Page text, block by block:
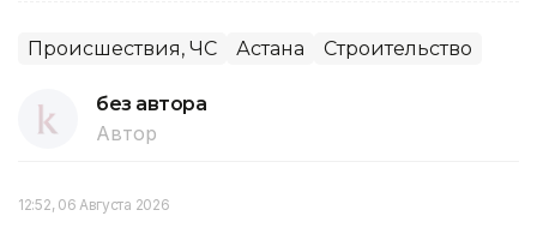
Происшествия, ЧС Астана Строительство
без автора
Автор
12:52, 06 Августа 2026